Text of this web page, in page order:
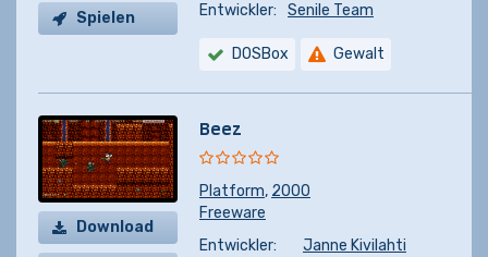
Spielen
Entwickler:
Senile Team
DOSBox Gewalt
Download
Beez
Platform, 2000
Freeware
Entwickler:
Janne Kivilahti